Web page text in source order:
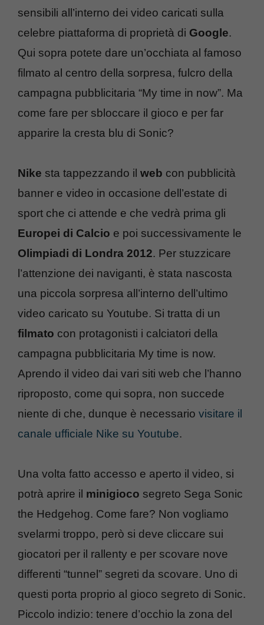
sensibili all’interno dei video caricati sulla
celebre piattaforma di proprietà di Google.
Qui sopra potete dare un’occhiata al famoso
filmato al centro della sorpresa, fulcro della
campagna pubblicitaria “My time in now”. Ma
come fare per sbloccare il gioco e per far
apparire la cresta blu di Sonic?
Nike sta tappezzando il web con pubblicità
banner e video in occasione dell’estate di
sport che ci attende e che vedrà prima gli
Europei di Calcio e poi successivamente le
Olimpiadi di Londra 2012. Per stuzzicare
l’attenzione dei naviganti, è stata nascosta
una piccola sorpresa all’interno dell’ultimo
video caricato su Youtube. Si tratta di un
filmato con protagonisti i calciatori della
campagna pubblicitaria My time is now.
Aprendo il video dai vari siti web che l’hanno
riproposto, come qui sopra, non succede
niente di che, dunque è necessario visitare il
canale ufficiale Nike su Youtube.
Una volta fatto accesso e aperto il video, si
potrà aprire il minigioco segreto Sega Sonic
the Hedgehog. Come fare? Non vogliamo
svelarmi troppo, però si deve cliccare sui
giocatori per il rallenty e per scovare nove
differenti “tunnel” segreti da scovare. Uno di
questi porta proprio al gioco segreto di Sonic.
Piccolo indizio: tenere d’occhio la zona del